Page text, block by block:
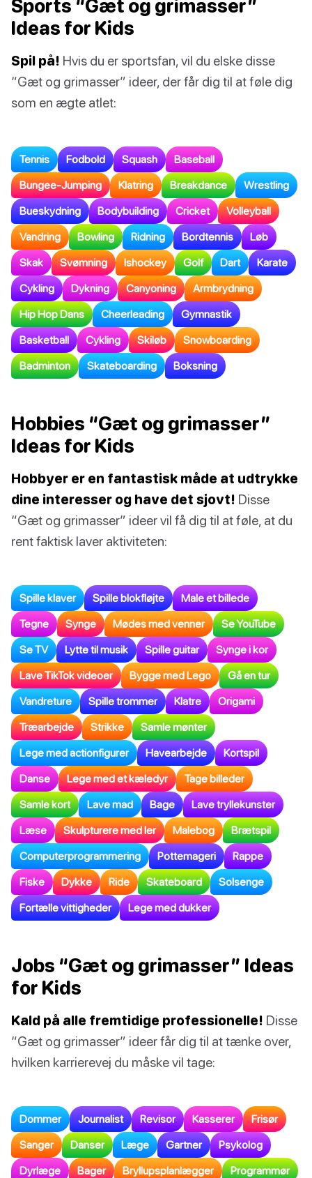
Sports “Gæt og grimasser”
Ideas for Kids
Spil på! Hvis du er sportsfan, vil du elske disse
“Gæt og grimasser” ideer, der får dig til at føle dig
som en ægte atlet:
Tennis Fodbold Squash Baseball
Bungee-Jumping Klatring Breakdance Wrestling
Bueskydning Bodybuilding Cricket Volleyball
Vandring Bowling Ridning Bordtennis Løb
Skak Svømning Ishockey Golf Dart Karate
Cykling Dykning Canyoning Armbrydning
Hip Hop Dans Cheerleading Gymnastik
Basketball Cykling Skiløb Snowboarding
Badminton Skateboarding Boksning
Hobbies “Gæt og grimasser”
Ideas for Kids
Hobbyer er en fantastisk måde at udtrykke
dine interesser og have det sjovt! Disse
“Gæt og grimasser” ideer vil få dig til at føle, at du
rent faktisk laver aktiviteten:
Spille klaver Spille blokfløjte Male et billede
Tegne Synge Mødes med venner Se YouTube
Se TV Lytte til musik Spille guitar Synge i kor
Lave TikTok videoer Bygge med Lego Gå en tur
Vandreture Spille trommer Klatre Origami
Træarbejde Strikke Samle mønter
Lege med actionfigurer Havearbejde Kortspil
Danse Lege med et kæledyr Tage billeder
Samle kort Lave mad Bage Lave tryllekunster
Læse Skulpturere med ler Malebog Brætspil
Computerprogrammering Pottemageri Rappe
Fiske Dykke Ride Skateboard Solsenge
Fortælle vittigheder Lege med dukker
Jobs “Gæt og grimasser” Ideas
for Kids
Kald på alle fremtidige professionelle! Disse
“Gæt og grimasser” ideer får dig til at tænke over,
hvilken karrierevej du måske vil tage:
Dommer Journalist Revisor Kasserer Frisør
Sanger Danser Læge Gartner Psykolog
Dyrlæge Bager Bryllupsplanlægger Programmør